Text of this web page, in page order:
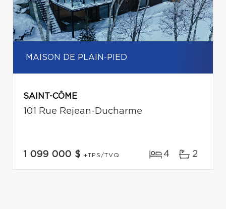
MAISON DE PLAIN-PIED
SAINT-CÔME
101 Rue Rejean-Ducharme
1 099 000 $ +TPS/TVQ 4 2